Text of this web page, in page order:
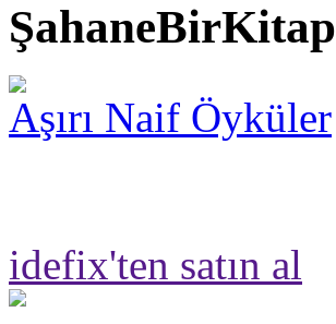
ŞahaneBirKitap
Aşırı Naif Öyküler
idefix'ten satın al